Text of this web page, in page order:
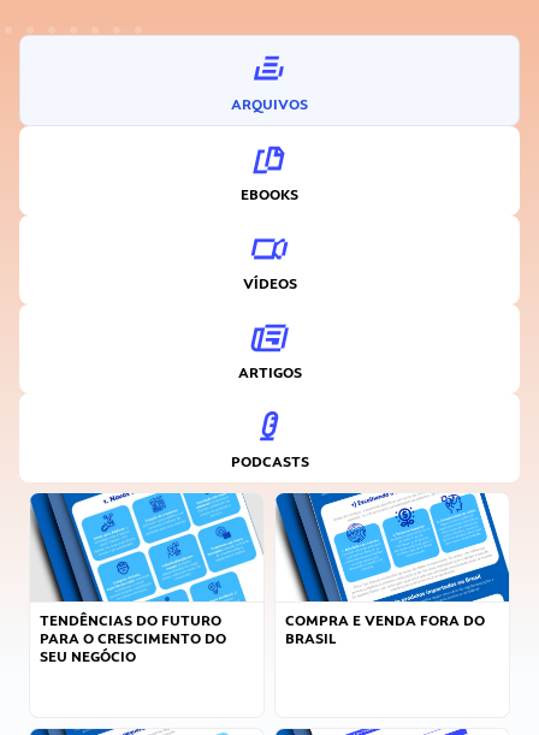
ARQUIVOS
EBOOKS
VÍDEOS
ARTIGOS
PODCASTS
TENDÊNCIAS DO FUTURO
PARA O CRESCIMENTO DO
SEU NEGÓCIO
COMPRA E VENDA FORA DO
BRASIL